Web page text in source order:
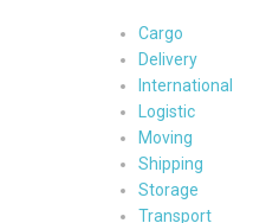
Cargo
Delivery
International
Logistic
Moving
Shipping
Storage
Transport